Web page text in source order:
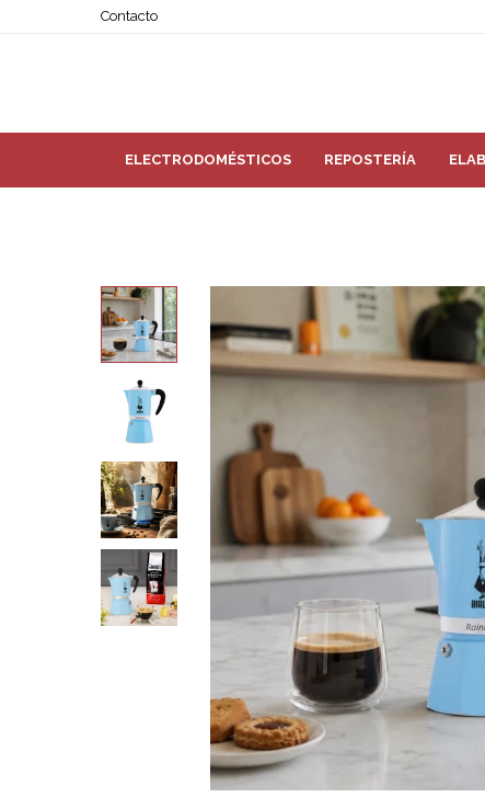
ELECTRODOMÉSTICOS REPOSTERÍA
Contacto